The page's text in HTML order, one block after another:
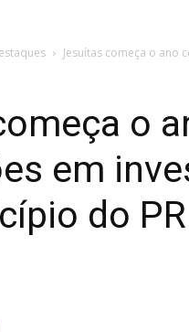
Jesuítas começa o ano
o
em
do